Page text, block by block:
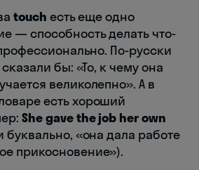
touch есть еще одно
— способность делать что-
По-русски
бы: «То, к чему она
великолепно». А в
есть хороший
She gave the job her own
буквально, «она дала работе
прикосновение»).